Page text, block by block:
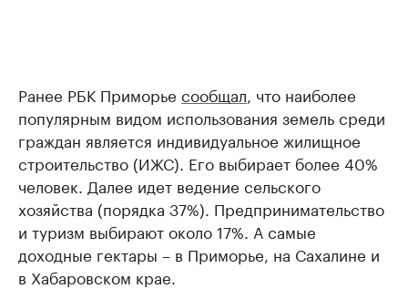
Ранее РБК Приморье сообщал , что наиболее
популярным видом использования земель среди
граждан является индивидуальное жилищное
строительство (ИЖС). Его выбирает более 40%
человек. Далее идет ведение сельского
хозяйства (порядка 37%). Предпринимательство
и туризм выбирают около 17%. А самые
доходные гектары – в Приморье, на Сахалине и
в Хабаровском крае.